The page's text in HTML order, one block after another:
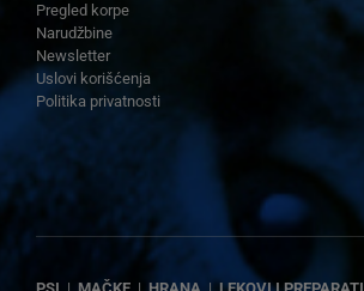
Pregled korpe
Narudžbine
Newsletter
Uslovi korišćenja
Politika privatnosti